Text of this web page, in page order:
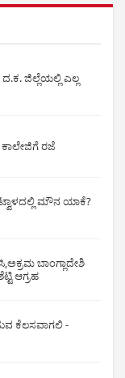
ಜಿಲ್ಲೆಯಲ್ಲಿ ಎಲ್ಲ
ರಜೆ
ಮೌನ ಯಾಕೆ?
ಬಾಂಗ್ಲಾದೇಶಿ
ಆಗ್ರಹ
ಕೆಲಸವಾಗಲಿ -